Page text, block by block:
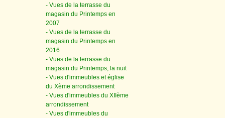
- Vues de la terrasse du
magasin du Printemps en
2007
- Vues de la terrasse du
magasin du Printemps en
2016
- Vues de la terrasse du
magasin du Printemps, la nuit
- Vues d'immeubles et église
du Xème arrondissement
- Vues d'immeubles du XIIème
arrondissement
- Vues d'immeubles du